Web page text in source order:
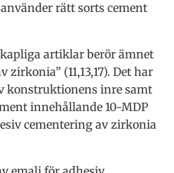
rätt sorts cement
artiklar berör ämnet
zirkonia” (11,13,17). Det har
konstruktionens inre samt
innehållande 10-MDP
cementering av zirkonia